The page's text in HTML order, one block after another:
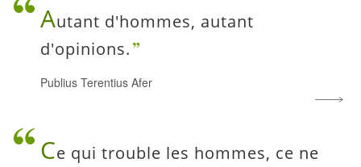
Autant d'hommes, autant
d'opinions.
Publius Terentius Afer
Ce qui trouble les hommes, ce ne